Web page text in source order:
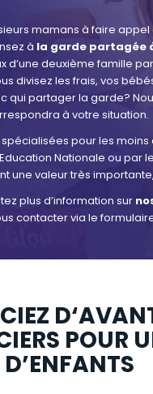
mamans à faire
à la garde partagée
d’une deuxième famille
divisez les frais, vos
qui partager la garde?
à votre situation.
pour les
Nationale ou par
une valeur très
plus d’information sur
contacter via le
POUR